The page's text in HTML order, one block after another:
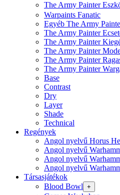
The Army Painter
Warpaints Fanatic
Egyéb The Army
The Army Painter
The Army Painter
The Army Painter
The Army Painter
The Army Painter
Base
Contrast
Dry
Layer
Shade
Technical
Regények
Angol nyelvű Horus
Angol nyelvű
Angol nyelvű
Angol nyelvű
Társasjátékok
Blood Bowl +